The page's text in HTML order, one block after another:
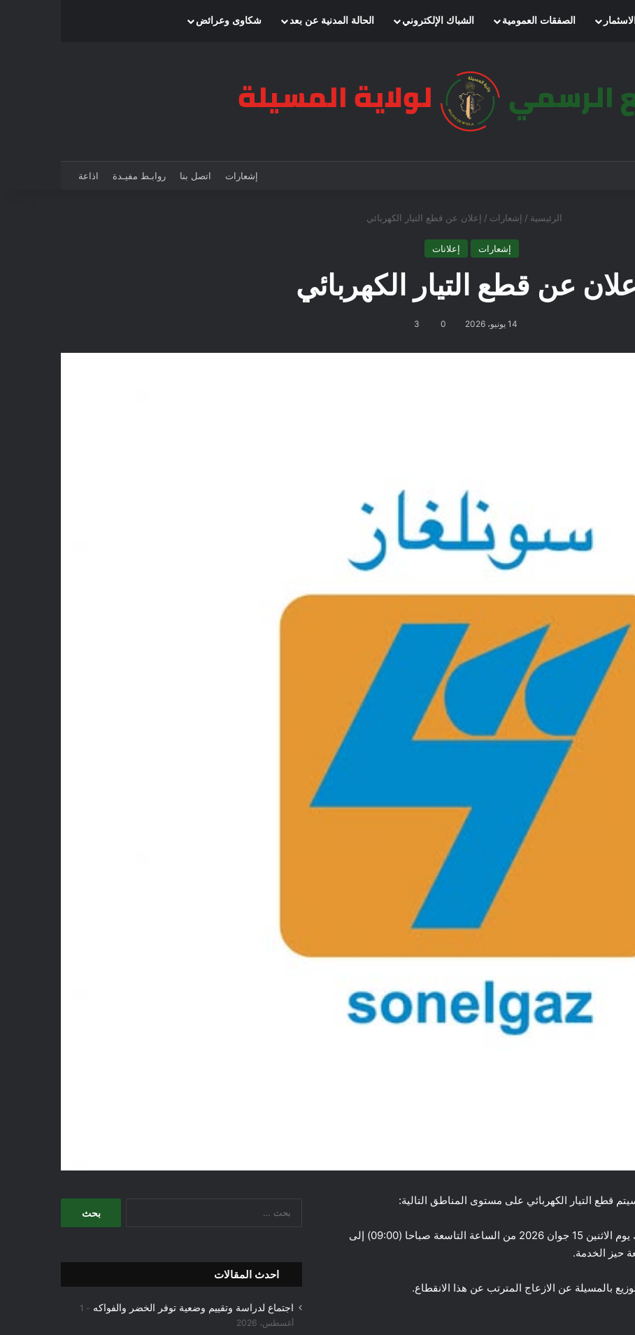
الاسثمار الصفقات العمومية الشباك الإلكتروني الحالة المدنية عن بعد شكاوى وعرائض
إشعارات اتصل بنا روابـط مفيـدة اذاعة
الرئيسية / إشعارات / إعلان عن قطع التيار الكهربائي
إشعارات إعلانات
عن قطع التيار الكهربائي
14 يونيو، 2026 0
3
سيتم قطع التيار الكهربائي على مستوى المناطق التالية:
المريجات، البحيرة، القطف، بئرماضي، جر الحواس، وذلك يوم الاثنين 15 جوان 2026 من الساعة التاسعة صباحا (09:00) إلى
حيز الخدمة.
بالمسيلة عن الازعاج المترتب عن هذا الانقطاع.
احدث المقالات
اجتماع لدراسة وتقييم وضعية توفر الخضر والفواكه
1
أغسطس، 2026